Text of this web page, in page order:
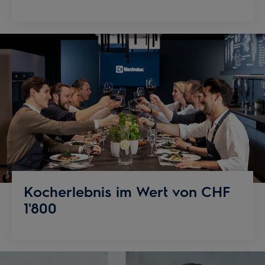
Kocherlebnis im Wert von CHF
1'800